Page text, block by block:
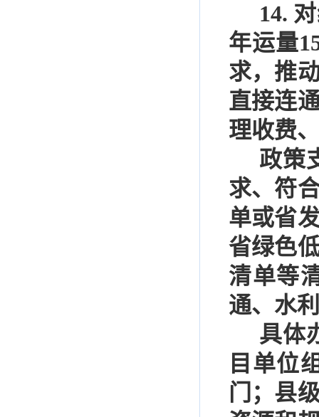
14.
年运量
求，推
直接连
理收费
政策
求、符
单或省
省绿色
清单等
通、水
具体
目单位
门；县